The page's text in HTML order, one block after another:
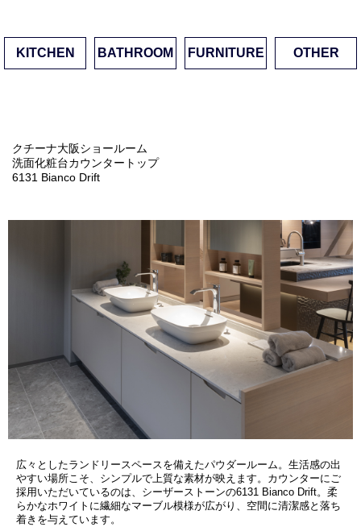
KITCHEN BATHROOM FURNITURE OTHER
クチーナ大阪ショールーム
洗面化粧台カウンタートップ
6131 Bianco Drift
広々としたランドリースペースを備えたパウダールーム。生活感の出
やすい場所こそ、シンプルで上質な素材が映えます。カウンターにご
採用いただいているのは、シーザーストーンの6131 Bianco Drift。柔
らかなホワイトに繊細なマーブル模様が広がり、空間に清潔感と落ち
着きを与えています。